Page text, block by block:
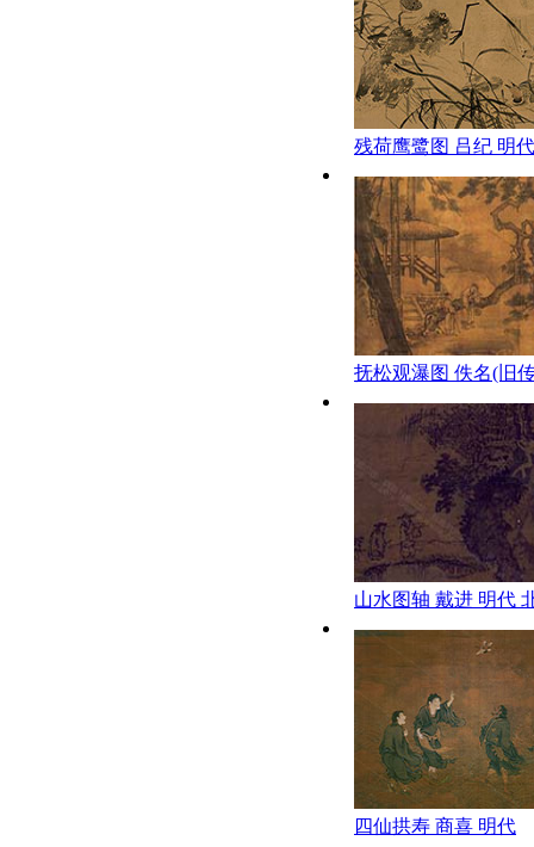
残荷鹰鹭图 吕纪 明代
抚松观瀑图 佚名(旧
山水图轴 戴进 明代
四仙拱寿 商喜 明代